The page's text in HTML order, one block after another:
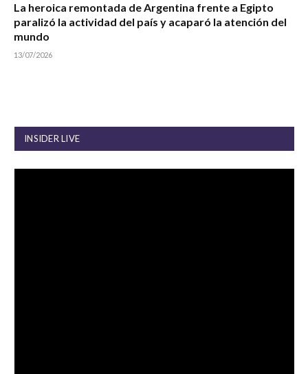
La heroica remontada de Argentina frente a Egipto
paralizó la actividad del país y acaparó la atención del
mundo
13/07/2026
INSIDER LIVE